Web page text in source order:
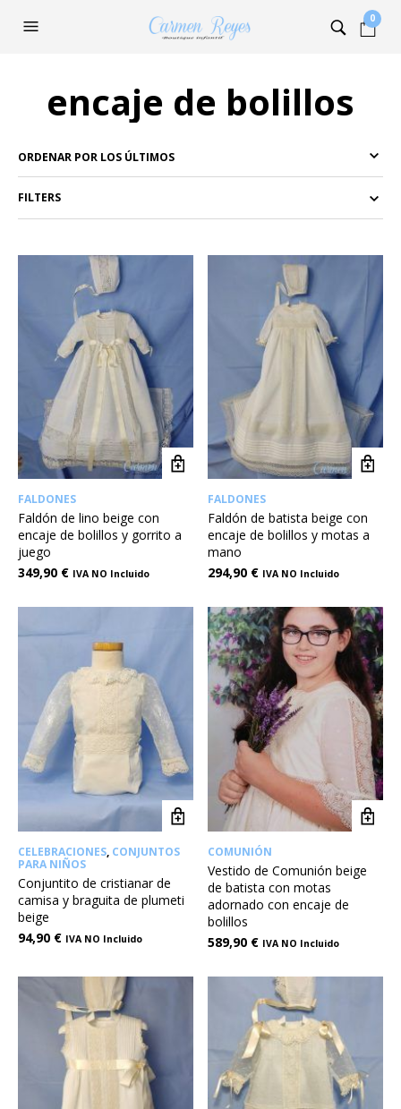
0
encaje de bolillos
FILTERS
FALDONES
Faldón de lino beige con
encaje de bolillos y gorrito a
juego
349,90 € IVA NO Incluido
FALDONES
Faldón de batista beige con
encaje de bolillos y motas a
mano
294,90 € IVA NO Incluido
CELEBRACIONES, CONJUNTOS
PARA NIÑOS
Conjuntito de cristianar de
camisa y braguita de plumeti
beige
94,90 € IVA NO Incluido
COMUNIÓN
Vestido de Comunión beige
de batista con motas
adornado con encaje de
bolillos
589,90 € IVA NO Incluido